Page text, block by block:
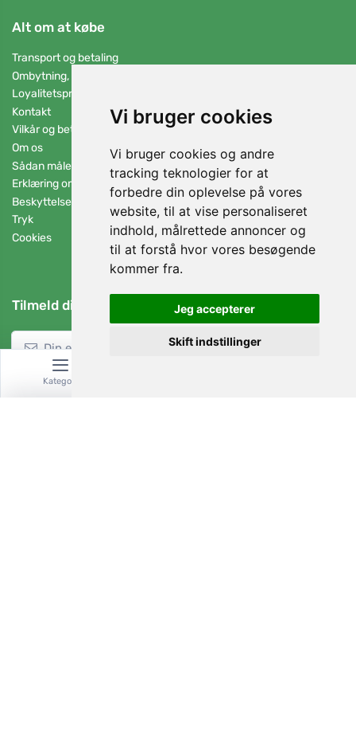
Vi bruger cookies
Vi bruger cookies og andre
tracking teknologier for at
forbedre din oplevelse på vores
website, til at vise personaliseret
indhold, målrettede annoncer og
til at forstå hvor vores besøgende
kommer fra.
Jeg accepterer
Skift indstillinger
Alt om at købe
Transport og betaling
Ombytning, returnering og reklamation
Loyalitetsprogram
Kontakt
Vilkår og betingelser
Om os
Sådan måler du fodens længde
Erklæring om brugen af cookies
Beskyttelse af personoplysninger
Tryk
Cookies
Tilmeld dig vores nyhedsbrev
Kategori